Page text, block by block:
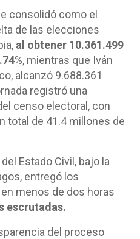
consolidó como el
de las elecciones
al obtener 10.361.499
%, mientras que Iván
alcanzó 9.688.361
registró una
censo electoral, con
total de 41.4 millones de
Estado Civil, bajo la
entregó los
menos de dos horas
escrutadas.
del proceso